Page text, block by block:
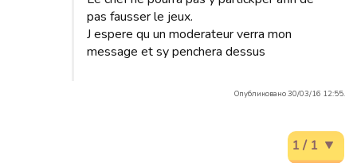
pas fausser le jeux.
J espere qu un moderateur verra mon
message et sy penchera dessus
Опубликовано 30/03/16 12:55.
1 / 1